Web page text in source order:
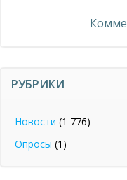
записям
РУБРИКИ
Новости (1 776)
Опросы (1)